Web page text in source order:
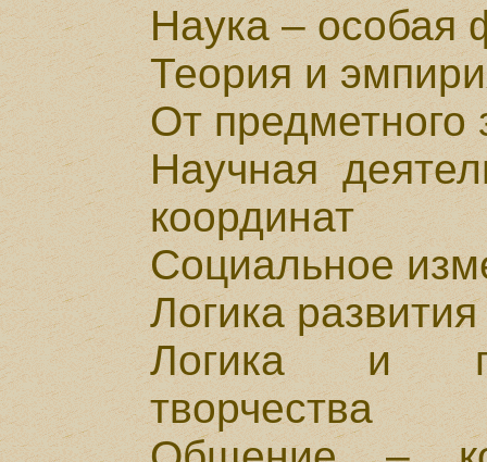
Наука – особая
Теория и
От предметного
Научная
координат
Социальное
Логика
Логика и
творчества